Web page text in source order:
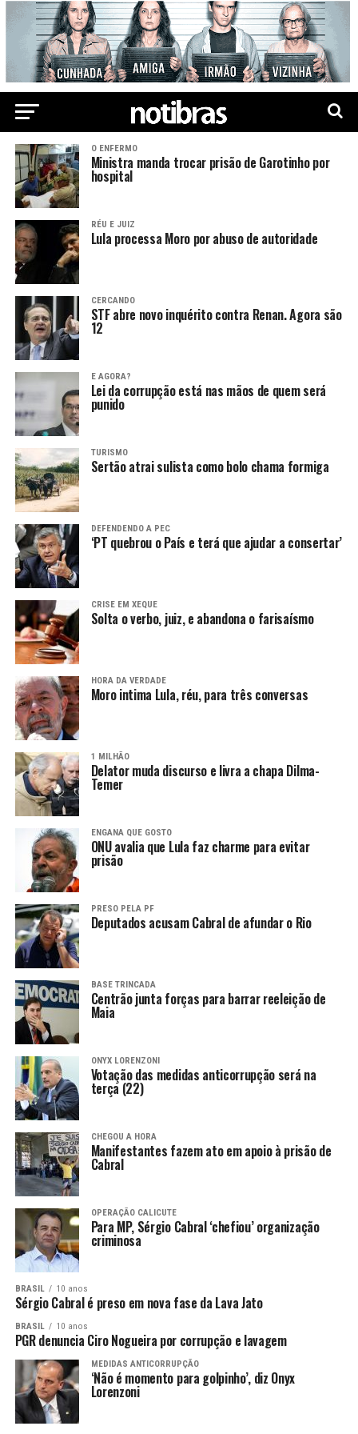
O ENFERMO
Ministra manda trocar prisão de Garotinho por
hospital
RÉU E JUIZ
Lula processa Moro por abuso de autoridade
CERCANDO
STF abre novo inquérito contra Renan. Agora são
12
E AGORA?
Lei da corrupção está nas mãos de quem será
punido
TURISMO
Sertão atrai sulista como bolo chama formiga
DEFENDENDO A PEC
‘PT quebrou o País e terá que ajudar a consertar’
CRISE EM XEQUE
Solta o verbo, juiz, e abandona o farisaísmo
HORA DA VERDADE
Moro intima Lula, réu, para três conversas
1 MILHÃO
Delator muda discurso e livra a chapa Dilma-
Temer
ENGANA QUE GOSTO
ONU avalia que Lula faz charme para evitar
prisão
PRESO PELA PF
Deputados acusam Cabral de afundar o Rio
BASE TRINCADA
Centrão junta forças para barrar reeleição de
Maia
ONYX LORENZONI
Votação das medidas anticorrupção será na
terça (22)
CHEGOU A HORA
Manifestantes fazem ato em apoio à prisão de
Cabral
OPERAÇÃO CALICUTE
Para MP, Sérgio Cabral ‘chefiou’ organização
criminosa
BRASIL 10 anos
Sérgio Cabral é preso em nova fase da Lava Jato
BRASIL 10 anos
PGR denuncia Ciro Nogueira por corrupção e lavagem
MEDIDAS ANTICORRUPÇÃO
‘Não é momento para golpinho’, diz Onyx
Lorenzoni